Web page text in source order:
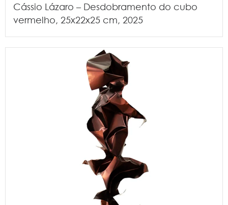
Cássio Lázaro – Desdobramento do cubo
vermelho, 25x22x25 cm, 2025